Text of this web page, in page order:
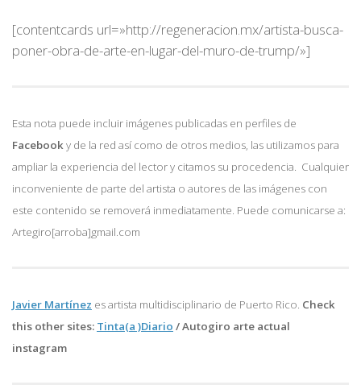
[contentcards url=»http://regeneracion.mx/artista-busca-
poner-obra-de-arte-en-lugar-del-muro-de-trump/»]
Esta nota puede incluir imágenes publicadas en perfiles de
Facebooky de la red así como de otros medios, las utilizamos para
ampliar la experiencia del lector y citamos su procedencia. Cualquier
inconveniente de parte del artista o autores de las imágenes con
este contenido se removerá inmediatamente. Puede comunicarse a:
Artegiro[arroba]gmail.com
Javier Martínez es artista multidisciplinario de Puerto Rico. Check
this other sites: Tinta(a )Diario /Autogiro arte actual
instagram